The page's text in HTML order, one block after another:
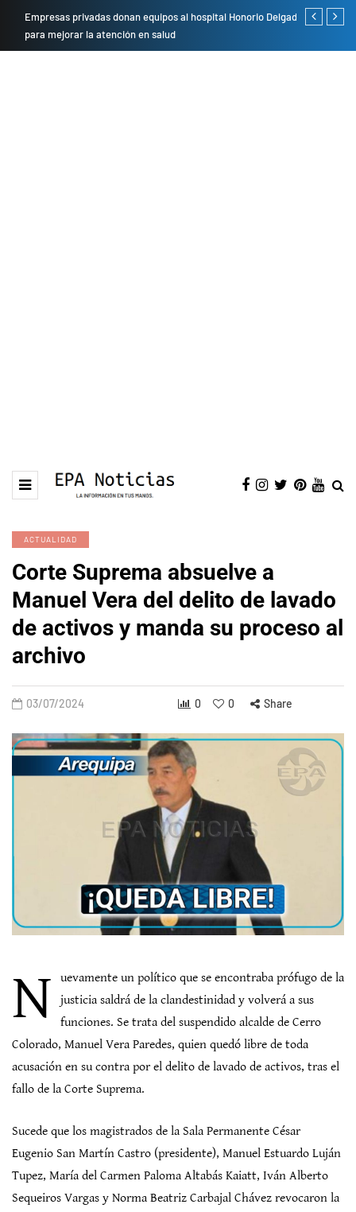
Empresas privadas donan equipos al hospital Honorio Delgado
para mejorar la atención en salud
Cambio de
ACTUALIDAD
Corte Suprema absuelve a
Manuel Vera del delito de lavado
de activos y manda su proceso al
archivo
03/07/2024 0 0 Share
N
uevamente un político que se encontraba prófugo de la
justicia saldrá de la clandestinidad y volverá a sus
funciones. Se trata del suspendido alcalde de Cerro
Colorado, Manuel Vera Paredes, quien quedó libre de toda
acusación en su contra por el delito de lavado de activos, tras el
fallo de la Corte Suprema.
Sucede que los magistrados de la Sala Permanente César
Eugenio San Martín Castro (presidente), Manuel Estuardo Luján
Tupez, María del Carmen Paloma Altabás Kaiatt, Iván Alberto
Sequeiros Vargas y Norma Beatriz Carbajal Chávez revocaron la